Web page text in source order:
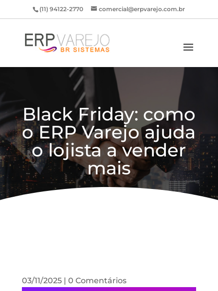
(11) 94122-2770 comercial@erpvarejo.com.br
Black Friday: como
o ERP Varejo ajuda
o lojista a vender
mais
03/11/2025| 0 Comentários